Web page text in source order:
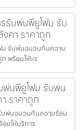
รับพ่นพียูโฟม รับ
คา ราคาถูก
ม รับพ่นฉนวนกันความ
พร้อมให้บร
พ่นพียูโฟม รับพ่น
ราคาถูก
บพ่นฉนวนกันความร้อน
มให้บริการ